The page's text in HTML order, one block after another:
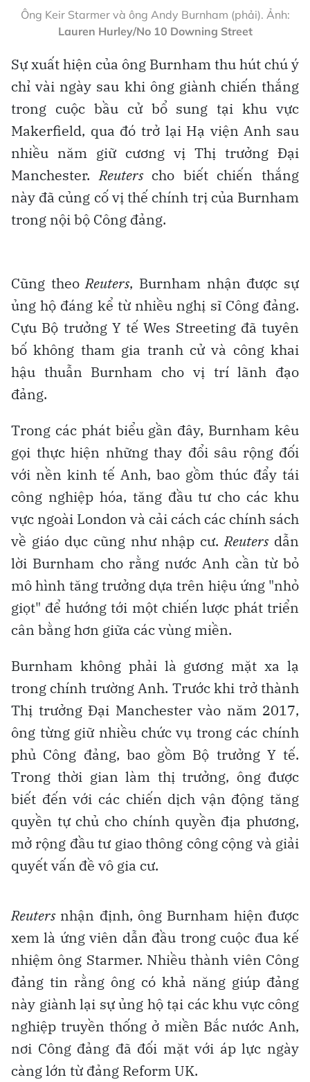
Ông Keir Starmer và ông Andy Burnham (phải). Ảnh:
Lauren Hurley/No 10 Downing Street
Sự xuất hiện của ông Burnham thu hút chú ý
chỉ vài ngày sau khi ông giành chiến thắng
trong cuộc bầu cử bổ sung tại khu vực
Makerfield, qua đó trở lại Hạ viện Anh sau
nhiều năm giữ cương vị Thị trưởng Đại
Manchester.Reuterscho biết chiến thắng
này đã củng cố vị thế chính trị của Burnham
trong nội bộ Công đảng.
Cũng theoReuters, Burnham nhận được sự
ủng hộ đáng kể từ nhiều nghị sĩ Công đảng.
Cựu Bộ trưởng Y tế Wes Streeting đã tuyên
bố không tham gia tranh cử và công khai
hậu thuẫn Burnham cho vị trí lãnh đạo
đảng.
Trong các phát biểu gần đây, Burnham kêu
gọi thực hiện những thay đổi sâu rộng đối
với nền kinh tế Anh, bao gồm thúc đẩy tái
công nghiệp hóa, tăng đầu tư cho các khu
vực ngoài London và cải cách các chính sách
về giáo dục cũng như nhập cư.Reutersdẫn
lời Burnham cho rằng nước Anh cần từ bỏ
mô hình tăng trưởng dựa trên hiệu ứng "nhỏ
giọt" để hướng tới một chiến lược phát triển
cân bằng hơn giữa các vùng miền.
Burnham không phải là gương mặt xa lạ
trong chính trường Anh. Trước khi trở thành
Thị trưởng Đại Manchester vào năm 2017,
ông từng giữ nhiều chức vụ trong các chính
phủ Công đảng, bao gồm Bộ trưởng Y tế.
Trong thời gian làm thị trưởng, ông được
biết đến với các chiến dịch vận động tăng
quyền tự chủ cho chính quyền địa phương,
mở rộng đầu tư giao thông công cộng và giải
quyết vấn đề vô gia cư.
Reutersnhận định, ông Burnham hiện được
xem là ứng viên dẫn đầu trong cuộc đua kế
nhiệm ông Starmer. Nhiều thành viên Công
đảng tin rằng ông có khả năng giúp đảng
này giành lại sự ủng hộ tại các khu vực công
nghiệp truyền thống ở miền Bắc nước Anh,
nơi Công đảng đã đối mặt với áp lực ngày
càng lớn từ đảng Reform UK.